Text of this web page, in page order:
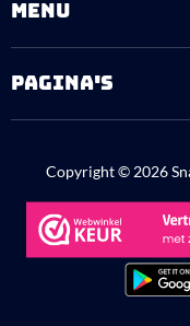
MENU
PAGINA'S
Copyright © 2026